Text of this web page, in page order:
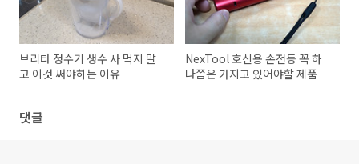
브리타 정수기 생수 사 먹지 말
고 이것 써야하는 이유
NexTool 호신용 손전등 꼭 하
나쯤은 가지고 있어야할 제품
댓글